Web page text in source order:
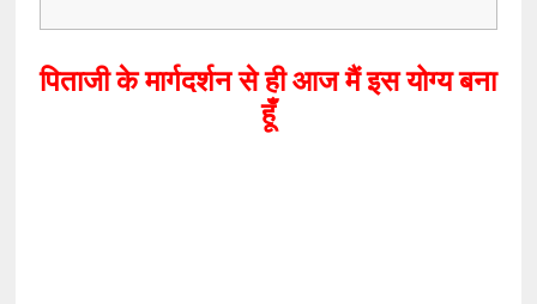
पिताजी के मार्गदर्शन से ही आज मैं इस योग्य बना
हूँ